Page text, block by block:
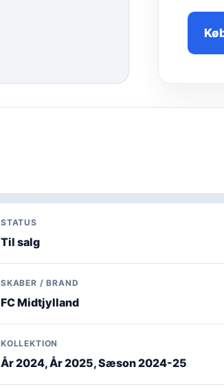
STATUS
Til salg
SKABER / BRAND
FC Midtjylland
KOLLEKTION
År 2024, År 2025, Sæson 2024-25